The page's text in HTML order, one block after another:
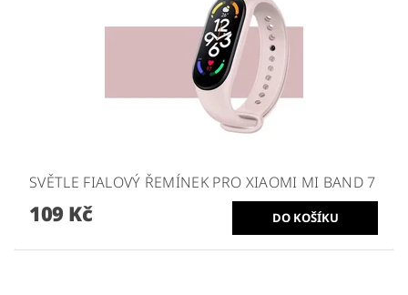
SVĚTLE FIALOVÝ ŘEMÍNEK PRO XIAOMI MI BAND 7
109 Kč